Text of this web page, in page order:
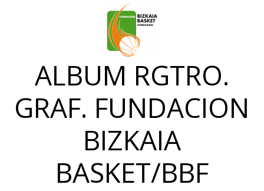
ALBUM RGTRO.
GRAF. FUNDACION
BIZKAIA
BASKET/BBF